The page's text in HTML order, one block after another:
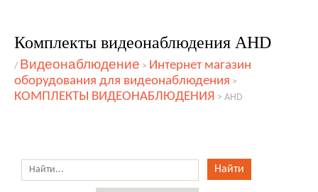
Комплекты видеонаблюдения AHD
/ Видеонаблюдение > Интернет магазин
оборудования для видеонаблюдения >
КОМПЛЕКТЫ ВИДЕОНАБЛЮДЕНИЯ > AHD